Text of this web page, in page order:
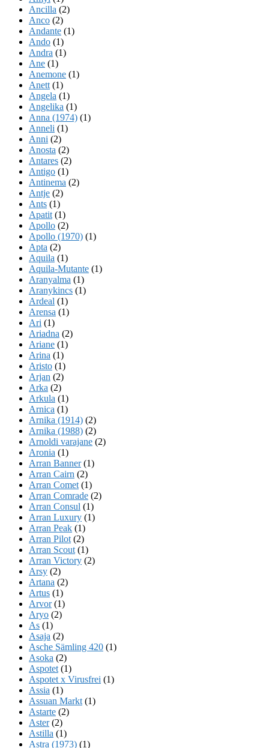
Ancilla (2)
Anco (2)
Andante (1)
Ando (1)
Andra (1)
Ane (1)
Anemone (1)
Anett (1)
Angela (1)
Angelika (1)
Anna (1974) (1)
Anneli (1)
Anni (2)
Anosta (2)
Antares (2)
Antigo (1)
Antinema (2)
Antje (2)
Ants (1)
Apatit (1)
Apollo (2)
Apollo (1970) (1)
Apta (2)
Aquila (1)
Aquila-Mutante (1)
Aranyalma (1)
Aranykincs (1)
Ardeal (1)
Arensa (1)
Ari (1)
Ariadna (2)
Ariane (1)
Arina (1)
Aristo (1)
Arjan (2)
Arka (2)
Arkula (1)
Arnica (1)
Arnika (1914) (2)
Arnika (1988) (2)
Arnoldi varajane (2)
Aronia (1)
Arran Banner(1)
Arran Cairn (2)
Arran Comet (1)
Arran Comrade (2)
Arran Consul (1)
Arran Luxury (1)
Arran Peak (1)
Arran Pilot (2)
Arran Scout (1)
Arran Victory (2)
Arsy (2)
Artana (2)
Artus (1)
Arvor(1)
Aryo (2)
As (1)
Asaja (2)
Asche Sämling 420 (1)
Asoka (2)
Aspotet (1)
Aspotet x Virusfrei (1)
Assia (1)
Assuan Markt (1)
Astarte (2)
Aster(2)
Astilla (1)
Astra (1973) (1)